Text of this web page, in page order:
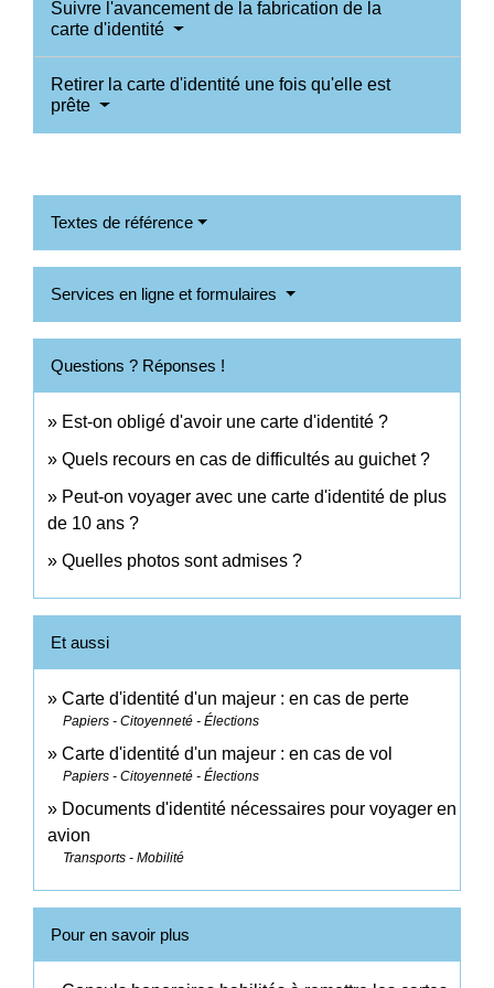
Suivre l'avancement de la fabrication de la
carte d'identité
Retirer la carte d'identité une fois qu'elle est
prête
Textes de référence
Services en ligne et formulaires
Questions ? Réponses !
Est-on obligé d'avoir une carte d'identité ?
Quels recours en cas de difficultés au guichet ?
Peut-on voyager avec une carte d'identité de plus
de 10 ans ?
Quelles photos sont admises ?
Et aussi
Carte d'identité d'un majeur : en cas de perte
Papiers - Citoyenneté - Élections
Carte d'identité d'un majeur : en cas de vol
Papiers - Citoyenneté - Élections
Documents d'identité nécessaires pour voyager en
avion
Transports - Mobilité
Pour en savoir plus